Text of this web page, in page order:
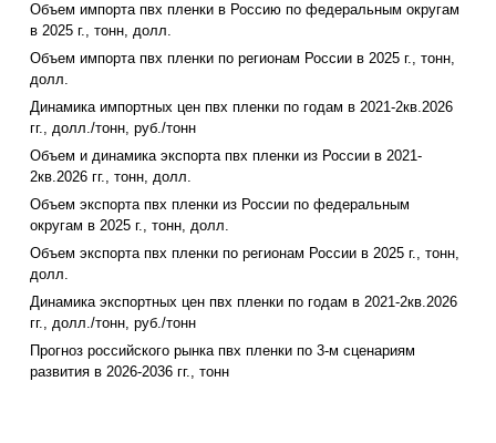
Объем импорта пвх пленки в Россию по федеральным округам
в 2025 г., тонн, долл.
Объем импорта пвх пленки по регионам России в 2025 г., тонн,
долл.
Динамика импортных цен пвх пленки по годам в 2021-2кв.2026
гг., долл./тонн, руб./тонн
Объем и динамика экспорта пвх пленки из России в 2021-
2кв.2026 гг., тонн, долл.
Объем экспорта пвх пленки из России по федеральным
округам в 2025 г., тонн, долл.
Объем экспорта пвх пленки по регионам России в 2025 г., тонн,
долл.
Динамика экспортных цен пвх пленки по годам в 2021-2кв.2026
гг., долл./тонн, руб./тонн
Прогноз российского рынка пвх пленки по 3-м сценариям
развития в 2026-2036 гг., тонн